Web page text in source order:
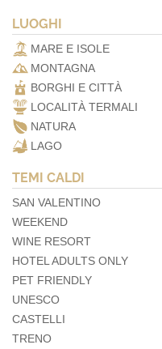
LUOGHI
MARE E ISOLE
MONTAGNA
BORGHI E CITTÀ
LOCALITÀ TERMALI
NATURA
LAGO
TEMI CALDI
SAN VALENTINO
WEEKEND
WINE RESORT
HOTEL ADULTS ONLY
PET FRIENDLY
UNESCO
CASTELLI
TRENO